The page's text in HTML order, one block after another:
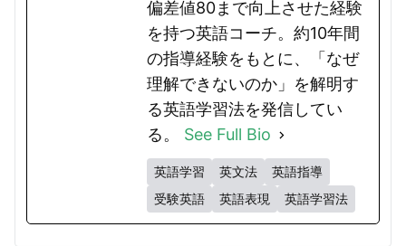
偏差値80まで向上させた経験
を持つ英語コーチ。約10年間
の指導経験をもとに、「なぜ
理解できないのか」を解明す
る英語学習法を発信してい
る。 See Full Bio
英語学習 英文法
英語指導
受験英語
英語表現 英語学習法